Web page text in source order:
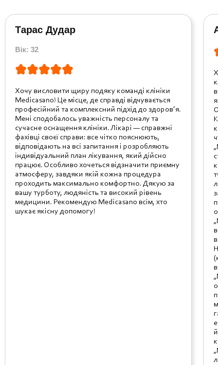
Тарас Дудар
Вік: 32
Хочу висловити щиру подяку команді клініки
Medicasano! Це місце, де справді відчувається
професійний та комплексний підхід до здоров’я.
Мені сподобалось уважність персоналу та
сучасне оснащення клініки. Лікарі — справжні
фахівці своєї справи: все чітко пояснюють,
відповідають на всі запитання і розробляють
індивідуальний план лікування, який дійсно
працює. Особливо хочеться відзначити приємну
атмосферу, завдяки якій кожна процедура
проходить максимально комфортно. Дякую за
вашу турботу, людяність та високий рівень
медицини. Рекомендую Medicasano всім, хто
шукає якісну допомогу!